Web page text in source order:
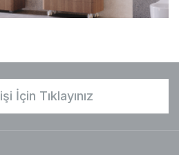
İçin Tıklayınız